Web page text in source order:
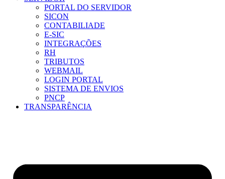
PORTAL DO SERVIDOR
SICON
CONTABILIADE
E-SIC
INTEGRAÇÕES
RH
TRIBUTOS
WEBMAIL
LOGIN PORTAL
SISTEMA DE ENVIOS
PNCP
TRANSPARÊNCIA